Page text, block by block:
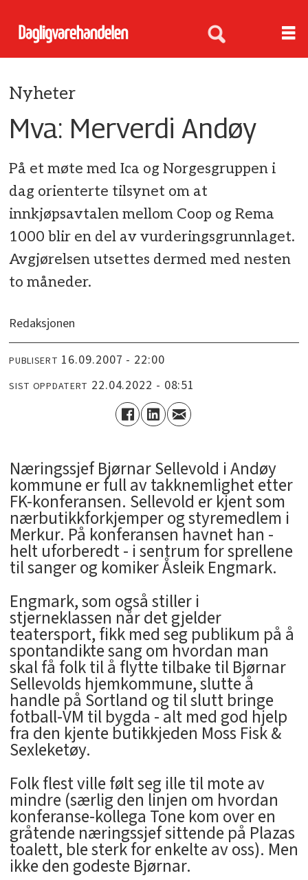
Nyheter
Mva: Merverdi Andøy
På et møte med Ica og Norgesgruppen i
dag orienterte tilsynet om at
innkjøpsavtalen mellom Coop og Rema
1000 blir en del av vurderingsgrunnlaget.
Avgjørelsen utsettes dermed med nesten
to måneder.
Redaksjonen
PUBLISERT 16.09.2007 - 22:00
SIST OPPDATERT 22.04.2022 - 08:51
Næringssjef Bjørnar Sellevold i Andøy
kommune er full av takknemlighet etter
FK-konferansen. Sellevold er kjent som
nærbutikkforkjemper og styremedlem i
Merkur. På konferansen havnet han -
helt uforberedt - i sentrum for sprellene
til sanger og komiker Åsleik Engmark.
Engmark, som også stiller i
stjerneklassen når det gjelder
teatersport, fikk med seg publikum på å
spontandikte sang om hvordan man
skal få folk til å flytte tilbake til Bjørnar
Sellevolds hjemkommune, slutte å
handle på Sortland og til slutt bringe
fotball-VM til bygda - alt med god hjelp
fra den kjente butikkjeden Moss Fisk &
Sexleketøy.
Folk flest ville følt seg ille til mote av
mindre (særlig den linjen om hvordan
konferanse-kollega Tone kom over en
gråtende næringssjef sittende på Plazas
toalett, ble sterk for enkelte av oss). Men
ikke den godeste Bjørnar.